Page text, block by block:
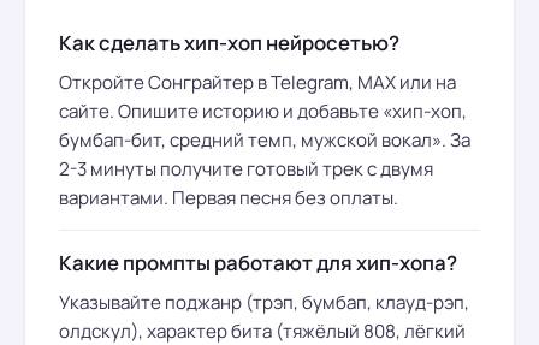
Как сделать хип-хоп нейросетью?
Откройте Сонграйтер в Telegram, МАХ или на
сайте. Опишите историю и добавьте «хип-хоп,
бумбап-бит, средний темп, мужской вокал». За
2-3 минуты получите готовый трек с двумя
вариантами. Первая песня без оплаты.
Какие промпты работают для хип-хопа?
Указывайте поджанр (трэп, бумбап, клауд-рэп,
олдскул), характер бита (тяжёлый 808, лёгкий